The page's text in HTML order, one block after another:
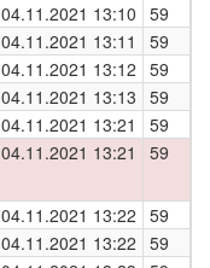
04.11.2021 13:10 59
04.11.2021 13:11 59
04.11.2021 13:12 59
04.11.2021 13:13 59
04.11.2021 13:21 59
04.11.2021 13:21 59
04.11.2021 13:22 59
04.11.2021 13:22 59